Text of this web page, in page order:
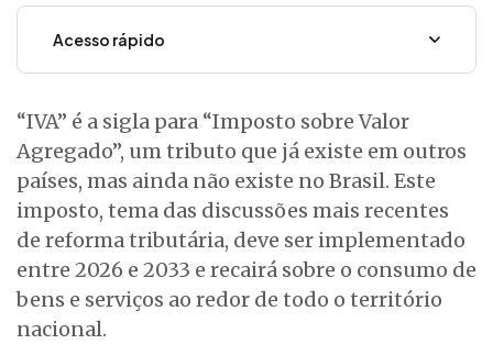
Acesso rápido
“IVA” é a sigla para “Imposto sobre Valor
Agregado”, um tributo que já existe em outros
países, mas ainda não existe no Brasil. Este
imposto, tema das discussões mais recentes
de reforma tributária, deve ser implementado
entre 2026 e 2033 e recairá sobre o consumo de
bens e serviços ao redor de todo o território
nacional.